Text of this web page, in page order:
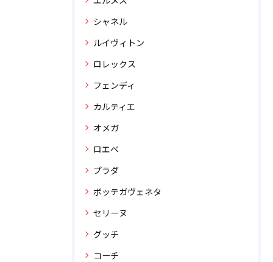
シャネル
ルイヴィトン
ロレックス
フェンディ
カルティエ
オメガ
ロエベ
プラダ
ボッテガヴェネタ
セリーヌ
グッチ
コーチ